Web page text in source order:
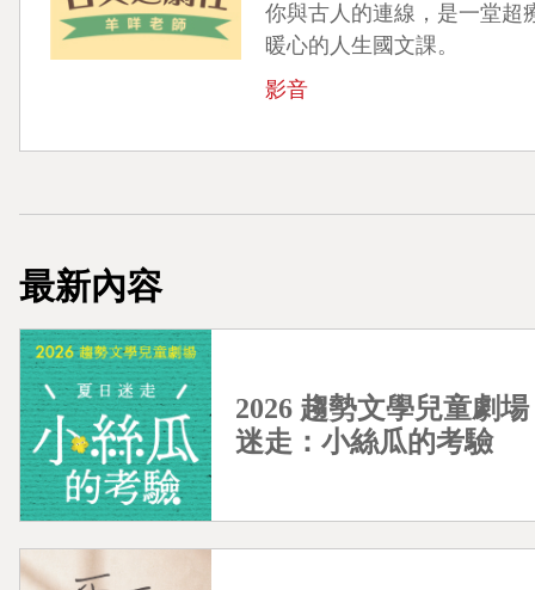
你與古人的連線，是一堂超
暖心的人生國文課。
影音
最新內容
2026 趨勢文學兒童劇
迷走：小絲瓜的考驗